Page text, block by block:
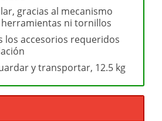
gracias al mecanismo
herramientas ni tornillos
los accesorios requeridos
y transportar, 12.5 kg